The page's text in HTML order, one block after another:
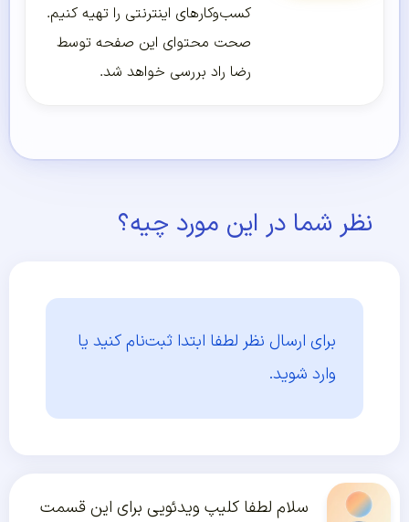
کسب‌و‌کارهای اینترنتی را تهیه کنیم.
صحت محتوای این صفحه توسط
رضا راد بررسی خواهد شد.
نظر شما در این مورد چیه؟
برای ارسال نظر لطفا ابتدا ثبت‌نام کنید یا
وارد شوید.
سلام لطفا کلیپ ویدئویی برای این قسمت